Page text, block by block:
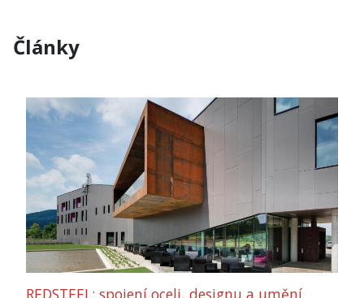
Články
REDSTEEL: spojení oceli, designu a umění